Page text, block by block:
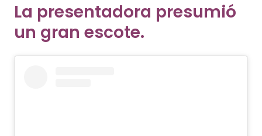
La presentadora presumió
un gran escote.